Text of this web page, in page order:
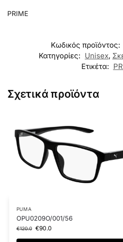
PRIME
Κωδικός προϊόντος:
Κατηγορίες: Unisex,
Ετικέτα:
Σχετικά προϊόντα
PUMA
OPU0209O/001/56
€120.0 €90.0